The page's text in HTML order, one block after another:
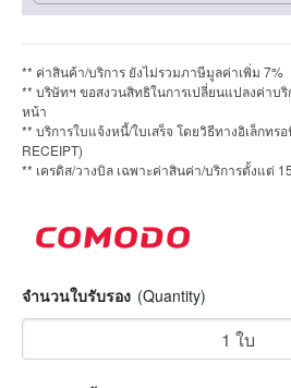
** ค่าสินค้า/บริการ ยังไม่รวมภาษีมูลค่าเพิ่ม 7%
** บริษัทฯ ขอสงวนสิทธิในการเปลี่ยนแปลงค่าบ
หน้า
** บริการใบแจ้งหนี้/ใบเสร็จ โดยวิธีทางอิเล็กทร
RECEIPT)
** เครดิส/วางบิล เฉพาะค่าสินค่า/บริการตั้งแต่
จำนวนใบรับรอง (Quantity)